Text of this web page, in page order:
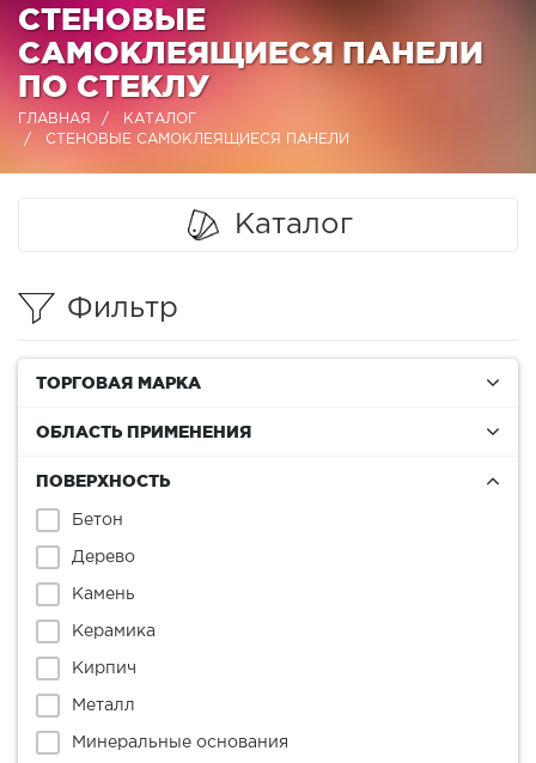
СТЕНОВЫЕ
САМОКЛЕЯЩИЕСЯ ПАНЕЛИ
ПО СТЕКЛУ
ГЛАВНАЯ
КАТАЛОГ
СТЕНОВЫЕ САМОКЛЕЯЩИЕСЯ ПАНЕЛИ
Каталог
Фильтр
ТОРГОВАЯ МАРКА
ОБЛАСТЬ ПРИМЕНЕНИЯ
ПОВЕРХНОСТЬ
Бетон
Дерево
Камень
Керамика
Кирпич
Металл
Минеральные основания